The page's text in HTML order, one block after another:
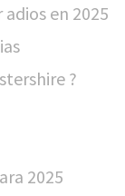
en 2025​
?
2025